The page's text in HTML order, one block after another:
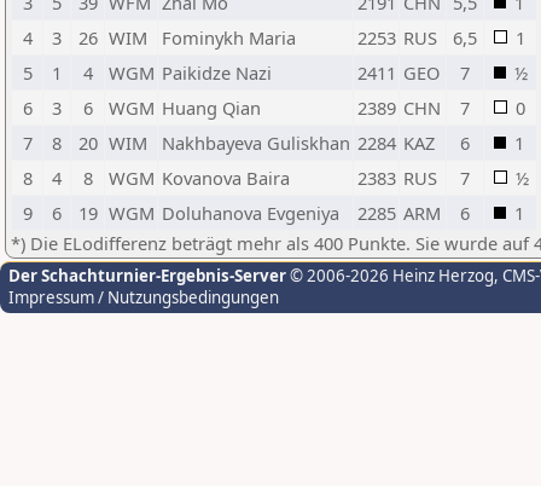
4
3 26 WIM Fominykh Maria 2253 RUS 6,5
1
5
1 4 WGM Paikidze Nazi 2411 GEO 7
½
6
3 6 WGM Huang Qian 2389 CHN 7
0
7
8 20 WIM Nakhbayeva Guliskhan 2284 KAZ 6
1
8
4 8 WGM Kovanova Baira 2383 RUS 7
½
9
6 19 WGM Doluhanova Evgeniya 2285 ARM 6
1
*) Die ELodifferenz beträgt mehr als 400 Punkte. Sie wurde auf
Der Schachturnier-Ergebnis-Server© 2006-2026 Heinz Herzog,
Impressum / Nutzungsbedingungen